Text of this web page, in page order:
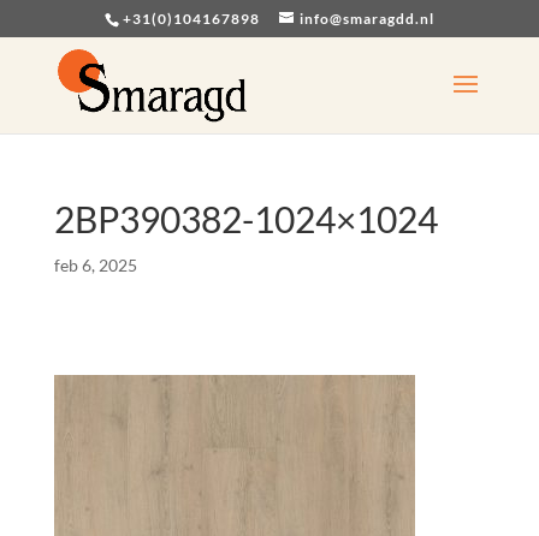
+31(0)104167898 info@smaragdd.nl
2BP390382-1024×1024
feb 6, 2025